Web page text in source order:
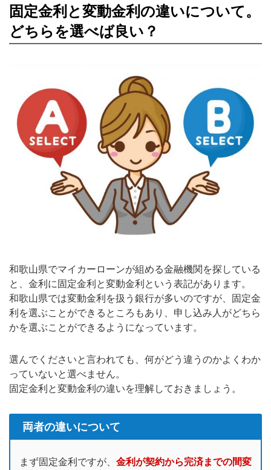
固定金利と変動金利の違いについて。
どちらを選べば良い？
和歌山県でマイカーローンが組める金融機関を探している
と、金利に固定金利と変動金利という表記があります。
和歌山県では変動金利を扱う銀行が多いのですが、固定金
利を選ぶことができるところもあり、申し込み人がどちら
かを選ぶことができるようになっています。
選んでくださいと言われても、何がどう違うのかよくわか
っていないと選べません。
固定金利と変動金利の違いを理解しておきましょう。
両者の違いについて
まず固定金利ですが、 金利が契約から完済までの間変